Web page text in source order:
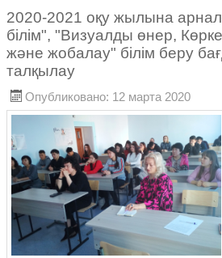
2020-2021 оқу жылына
білім", "Визуалды өнер,
және жобалау" білім беру
талқылау
Опубликовано: 12 марта 2020